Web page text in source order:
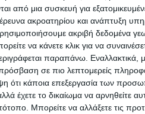
από μια συσκευή για
ακροατηρίου και ανάπτυξη
ακριβή δεδομένα
να κάνετε κλικ για να
παραπάνω. Εναλλακτικά,
σε πιο λεπτομερείς
ότι κάποια επεξεργασία των
έχετε το δικαίωμα να αρνηθείτε
Μπορείτε να αλλάξετε τις